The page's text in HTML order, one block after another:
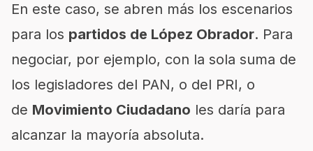
En este caso, se abren más los escenarios
para los partidos de López Obrador. Para
negociar, por ejemplo, con la sola suma de
los legisladores del PAN, o del PRI, o
de Movimiento Ciudadano les daría para
alcanzar la mayoría absoluta.